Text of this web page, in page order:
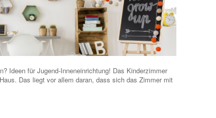
Ideen für Jugend-Inneneinrichtung! Das Kinderzimmer
Das liegt vor allem daran, dass sich das Zimmer mit